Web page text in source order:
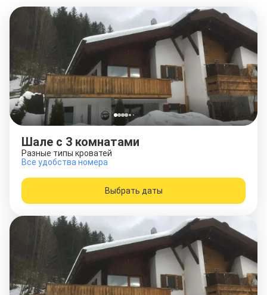
Шале с 3 комнатами
Разные типы кроватей
Все удобства номера
Выбрать даты